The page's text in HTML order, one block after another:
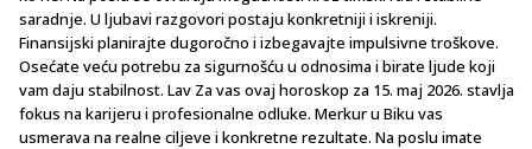
saradnje. U ljubavi razgovori postaju konkretniji i iskreniji.
Finansijski planirajte dugoročno i izbegavajte impulsivne troškove.
Osećate veću potrebu za sigurnošću u odnosima i birate ljude koji
vam daju stabilnost. Lav Za vas ovaj horoskop za 15. maj 2026. stavlja
fokus na karijeru i profesionalne odluke. Merkur u Biku vas
usmerava na realne ciljeve i konkretne rezultate. Na poslu imate